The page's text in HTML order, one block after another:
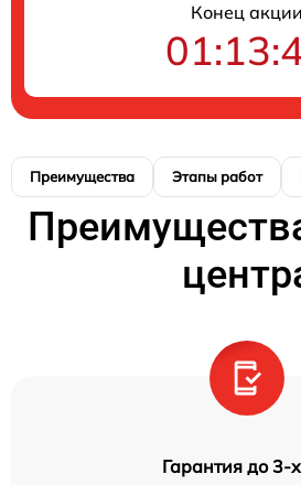
Конец акции
Преимущества Этапы работ
Гарантия до 3-